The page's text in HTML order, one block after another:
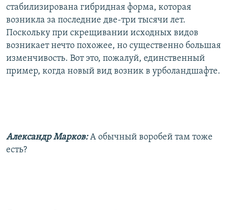
стабилизирована гибридная форма, которая
возникла за последние две-три тысячи лет.
Поскольку при скрещивании исходных видов
возникает нечто похожее, но существенно большая
изменчивость. Вот это, пожалуй, единственный
пример, когда новый вид возник в урболандшафте.
Александр Марков:А обычный воробей там тоже
есть?